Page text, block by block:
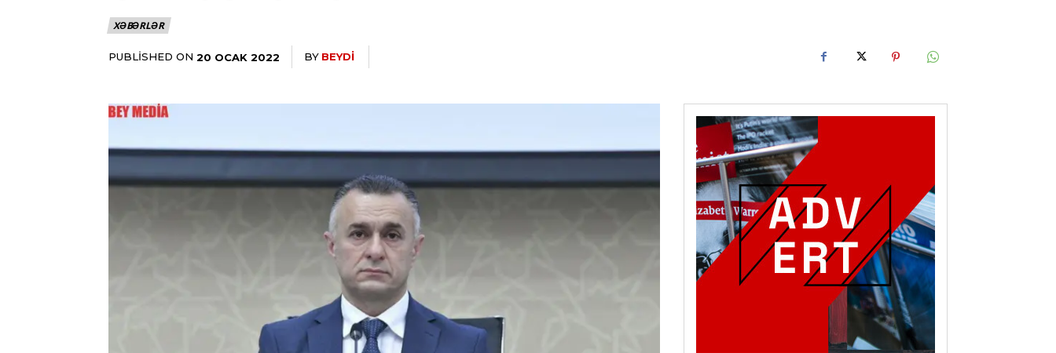
XƏBƏRLƏR
PUBLISHED ON 20 OCAK 2022 BY BEYDI